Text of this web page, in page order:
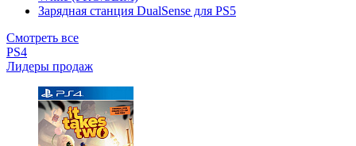
Зарядная станция DualSense для PS5
Смотреть все
PS4
Лидеры продаж